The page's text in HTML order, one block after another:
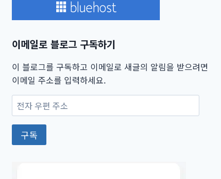
이메일로 블로그 구독하기
이 블로그를 구독하고 이메일로 새글의 알림을 받으려면
이메일 주소를 입력하세요.
전
자
우
편
구독